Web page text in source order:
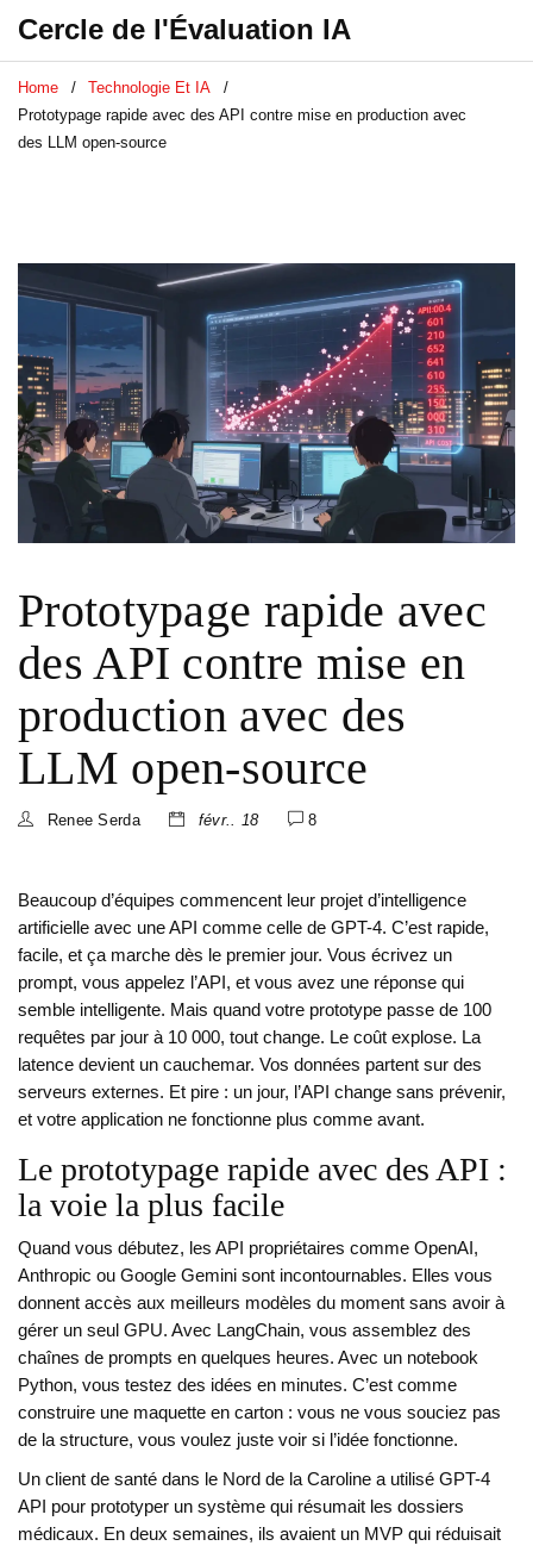
Cercle de l'Évaluation IA
Home
Technologie Et IA
Prototypage rapide avec des API contre mise en production avec
des LLM open-source
Prototypage rapide avec
des API contre mise en
production avec des
LLM open-source
Renee Serda févr.. 18 8
Beaucoup d’équipes commencent leur projet d’intelligence
artificielle avec une API comme celle de GPT-4. C’est rapide,
facile, et ça marche dès le premier jour. Vous écrivez un
prompt, vous appelez l’API, et vous avez une réponse qui
semble intelligente. Mais quand votre prototype passe de 100
requêtes par jour à 10 000, tout change. Le coût explose. La
latence devient un cauchemar. Vos données partent sur des
serveurs externes. Et pire : un jour, l’API change sans prévenir,
et votre application ne fonctionne plus comme avant.
Le prototypage rapide avec des API :
la voie la plus facile
Quand vous débutez, les API propriétaires comme OpenAI,
Anthropic ou Google Gemini sont incontournables. Elles vous
donnent accès aux meilleurs modèles du moment sans avoir à
gérer un seul GPU. Avec LangChain, vous assemblez des
chaînes de prompts en quelques heures. Avec un notebook
Python, vous testez des idées en minutes. C’est comme
construire une maquette en carton : vous ne vous souciez pas
de la structure, vous voulez juste voir si l’idée fonctionne.
Un client de santé dans le Nord de la Caroline a utilisé GPT-4
API pour prototyper un système qui résumait les dossiers
médicaux. En deux semaines, ils avaient un MVP qui réduisait